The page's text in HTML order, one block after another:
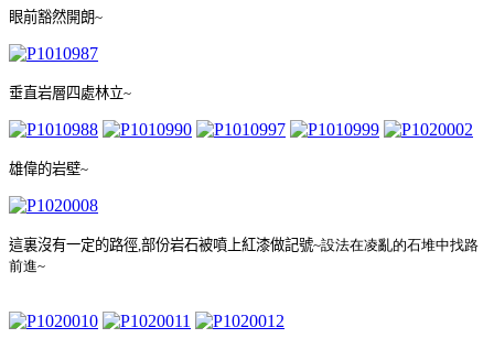
眼前豁然開朗~
垂直岩層四處林立~
雄偉的岩壁~
這裏沒有一定的路徑 部份岩石被噴上紅漆做記號~設法在凌亂的石堆中找路
前進~